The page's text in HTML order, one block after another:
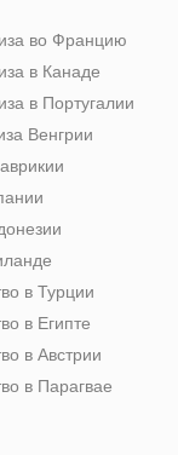
во Францию
в Канаде
в Португалии
Венгрии
в Турции
в Египте
в Австрии
в Парагвае